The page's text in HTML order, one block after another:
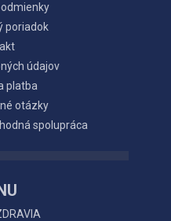
poriadok
údajov
platba
otázky
spolupráca